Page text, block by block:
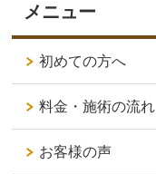
メニュー
初めての方へ
料金・施術の流れ
お客様の声